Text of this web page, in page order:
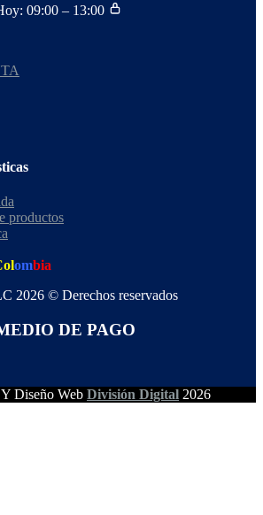
09:00 – 13:00
productos
ombia
2026 © Derechos reservados
DE PAGO
Diseño Web División Digital 2026